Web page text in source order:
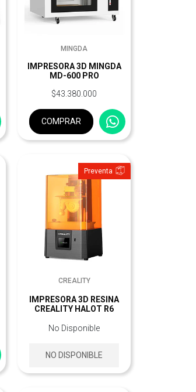
MINGDA
IMPRESORA 3D MINGDA
MD-600 PRO
$43.380.000
COMPRAR
Preventa
CREALITY
IMPRESORA 3D RESINA
CREALITY HALOT R6
No Disponible
NO DISPONIBLE